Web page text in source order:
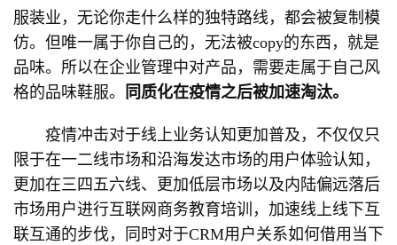
服装业，无论你走什么样的独特路线，都会被复制模
仿。但唯一属于你自己的，无法被copy的东西，就是
品味。所以在企业管理中对产品，需要走属于自己风
格的品味鞋服。
同质化在疫情之后被加速淘汰。
疫情冲击对于线上业务认知更加普及，不仅仅只
限于在一二线市场和沿海发达市场的用户体验认知，
更加在三四五六线、更加低层市场以及内陆偏远落后
市场用户进行互联网商务教育培训，加速线上线下互
联互通的步伐，同时对于CRM用户关系如何借用当下